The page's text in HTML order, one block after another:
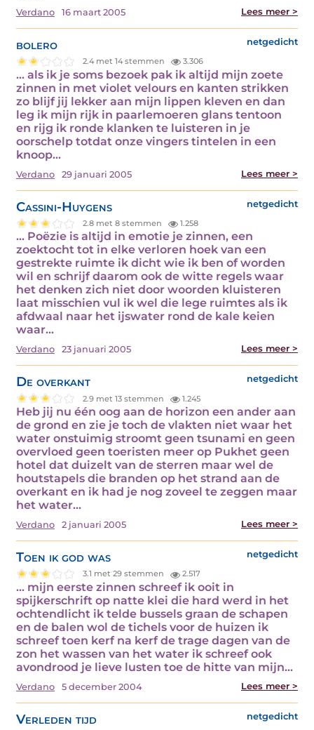
Verdano 16 maart 2005 Lees meer >
bolero netgedicht
2.4 met 14 stemmen 3.306
... als ik je soms bezoek pak ik altijd mijn zoete
zinnen in met violet velours en kanten strikken
zo blijf jij lekker aan mijn lippen kleven en dan
leg ik mijn rijk in paarlemoeren glans tentoon
en rijg ik ronde klanken te luisteren in je
oorschelp totdat onze vingers tintelen in een
knoop…
Verdano 29 januari 2005 Lees meer >
Cassini-Huygens netgedicht
2.8 met 8 stemmen 1.258
... Poëzie is altijd in emotie je zinnen, een
zoektocht tot in elke verloren hoek van een
gestrekte ruimte ik dicht wie ik ben of worden
wil en schrijf daarom ook de witte regels waar
het denken zich niet door woorden kluisteren
laat misschien vul ik wel die lege ruimtes als ik
afdwaal naar het ijswater rond de kale keien
waar…
Verdano 23 januari 2005 Lees meer >
De overkant netgedicht
2.9 met 13 stemmen 1.245
Heb jij nu één oog aan de horizon een ander aan
de grond en zie je toch de vlakten niet waar het
water onstuimig stroomt geen tsunami en geen
overvloed geen toeristen meer op Pukhet geen
hotel dat duizelt van de sterren maar wel de
houtstapels die branden op het strand aan de
overkant en ik had je nog zoveel te zeggen maar
het water…
Verdano 2 januari 2005 Lees meer >
Toen ik god was netgedicht
3.1 met 29 stemmen 2.517
... mijn eerste zinnen schreef ik ooit in
spijkerschrift op natte klei die hard werd in het
ochtendlicht ik telde bussels graan de schapen
en de balen wol de tichels voor de huizen ik
schreef toen kerf na kerf de trage dagen van de
zon het wassen van het water ik schreef ook
avondrood je lieve lusten toe de hitte van mijn…
Verdano 5 december 2004 Lees meer >
Verleden tijd netgedicht